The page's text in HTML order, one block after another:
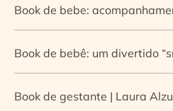
Book de bebe:
Book de bebê: um divertido
Book de gestante | Laura